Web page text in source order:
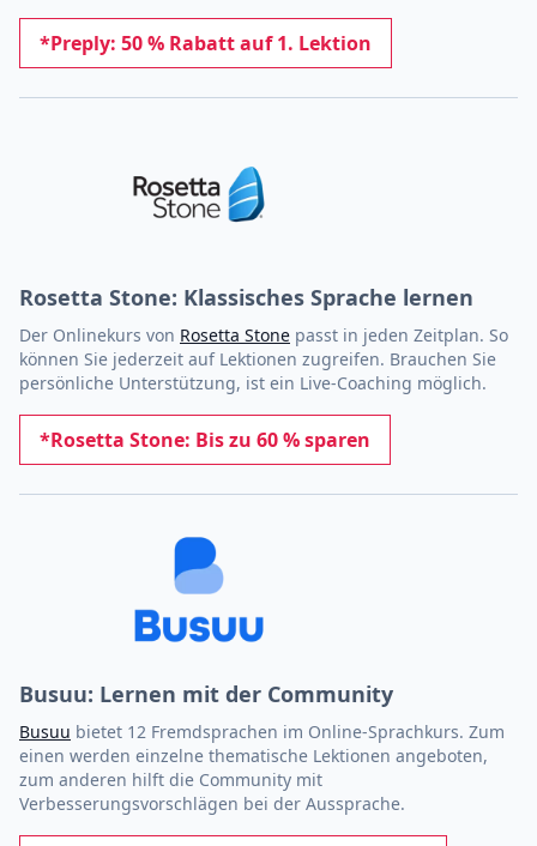
*Preply: 50 % Rabatt auf 1. Lektion
Rosetta Stone: Klassisches Sprache lernen
Der Onlinekurs von Rosetta Stone passt in jeden Zeitplan. So
können Sie jederzeit auf Lektionen zugreifen. Brauchen Sie
persönliche Unterstützung, ist ein Live-Coaching möglich.
*Rosetta Stone: Bis zu 60 % sparen
Busuu: Lernen mit der Community
Busuu bietet 12 Fremdsprachen im Online-Sprachkurs. Zum
einen werden einzelne thematische Lektionen angeboten,
zum anderen hilft die Community mit
Verbesserungsvorschlägen bei der Aussprache.